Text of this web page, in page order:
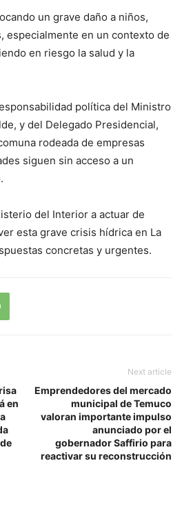
un grave daño a niños,
especialmente en un contexto de
en riesgo la salud y la
política del Ministro
y del Delegado Presidencial,
rodeada de empresas
siguen sin acceso a un
del Interior a actuar de
esta grave crisis hídrica en La
concretas y urgentes.
en
Next article
Emprendedores del mercado
municipal de Temuco
valoran importante impulso
anunciado por el
gobernador Saffirio para
reactivar su reconstrucción